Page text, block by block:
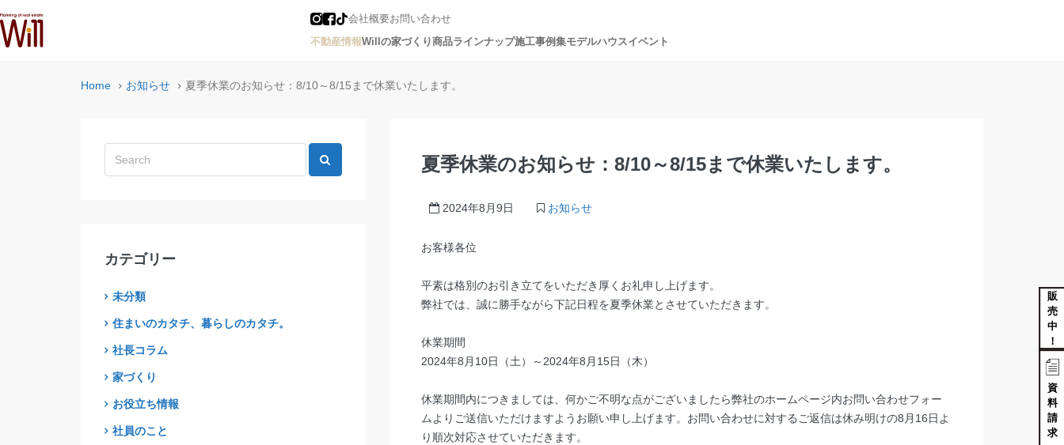
会社概要お問い合わせ
不動産情報Willの家づくり商品ラインナップ施工事例集モデルハウスイベント
Home お知らせ 夏季休業のお知らせ：8/10～8/15まで休業いたします。
カテゴリー
未分類
住まいのカタチ、暮らしのカタチ。
社長コラム
家づくり
お役立ち情報
社員のこと
夏季休業のお知らせ：8/10～8/15まで休業いたします。
2024年8月9日 お知らせ
お客様各位
平素は格別のお引き立てをいただき厚くお礼申し上げます。
弊社では、誠に勝手ながら下記日程を夏季休業とさせていただきます。
休業期間
2024年8月10日（土）～2024年8月15日（木）
休業期間内につきましては、何かご不明な点がございましたら弊社のホームページ内お問い合わせフォー
ムよりご送信いただけますようお願い申し上げます。お問い合わせに対するご返信は休み明けの8月16日よ
り順次対応させていただきます。
販
売
中
！
資
料
請
求